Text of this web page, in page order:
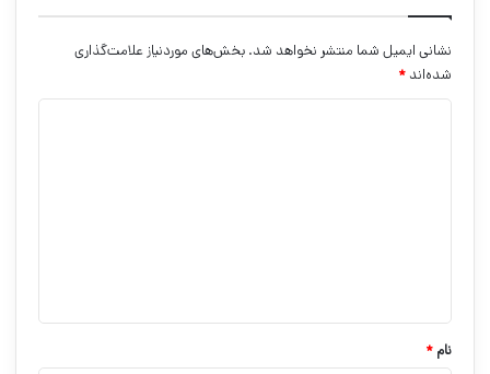
نشانی ایمیل شما منتشر نخواهد شد. بخش‌های موردنیاز علامت‌گذاری
شده‌اند *
نام *